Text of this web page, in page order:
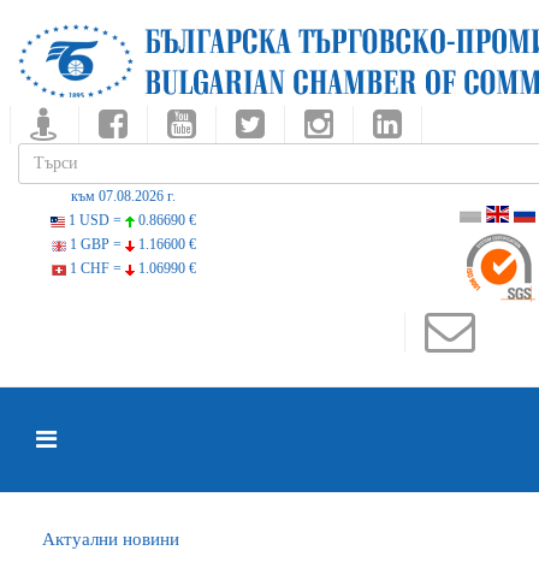
към 07.08.2026 г.
1 USD =
0.86690 €
1 GBP =
1.16600 €
1 CHF =
1.06990 €
Актуални новини